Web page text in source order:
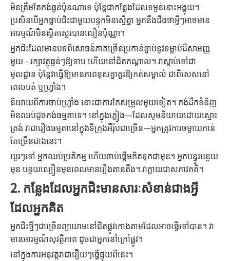
មិន​ត្រឹម​តែ​កង់​ធ្ងន់​ប៉ុនណា​ទេ ប៉ុន្តែ​ជា​កន្លែង​ដែល​ទម្ងន់​នោះ​អង្គុយ។
ប្រសិនបើអ្នកធ្លាប់ជិះជាមួយបន្ទុកមិនស្មើគ្នា អ្នកនឹងដឹងថាអ្វីៗអាចមាន
អារម្មណ៍មិនស្ថិតស្ថេរបានលឿនប៉ុណ្ណា។
អ្នកជិះដែលមានបទពិសោធន៍ភាគច្រើនប្រកាន់ខ្ជាប់នូវទម្លាប់ដ៏សាមញ្ញ
មួយ - រក្សាវត្ថុធ្ងន់ៗឱ្យទាប ហើយនៅជិតកណ្តាល។ វាស្តាប់ទៅជា
មូលដ្ឋាន ប៉ុន្តែវាធ្វើឱ្យមានភាពខុសគ្នាគួរឱ្យកត់សម្គាល់ ជាពិសេសនៅ
ពេលបត់ ឬហ្វ្រាំង។
និយាយ​ពី​ការ​ចាប់​ហ្វ្រាំង នោះ​ជា​ការ​កែសម្រួល​មួយ​ទៀត។ កង់ដឹកទំនិញ
មិនឈប់ដូចកង់ធម្មតាទេ។ នៅ​ក្នុង​ភ្លៀង—ដែល​សូម​និយាយ​ដោយ​ស្មោះ​
ត្រង់ វា​ជា​រឿង​ធម្មតា​នៅ​ក្នុង​ទីក្រុង​អឺរ៉ុប​ជា​ច្រើន—អ្នក​ត្រូវ​ការ​ចម្ងាយ​កាន់​
តែ​ច្រើន​ជាង​នេះ។
យូរៗទៅ អ្នកឈប់ប្រតិកម្ម ហើយចាប់ផ្តើមគិតទុកជាមុន។ អ្នក​បន្ធូរ​បន្ថយ​
មុន បន្ថយ​ល្បឿន​មុន​ពេល​មាន​រឿង​តានតឹង។ វាក្លាយជាសភាវគតិ។
2. កន្លែងដែលអ្នកជិះមានសារៈសំខាន់ជាងអ្វី
ដែលអ្នកគិត
អ្នក​ជិះ​ថ្មី​ៗ​ជា​ច្រើន​ព្យាយាម​នៅ​ជិត​ផ្លូវ​កោង​តាម​ដែល​អាច​ធ្វើ​ទៅ​បាន។ វា
មានអារម្មណ៍សុវត្ថិភាព ដូចជាអ្នកនៅក្រៅផ្លូវ។
នៅក្នុងការអនុវត្តវាជារឿយៗធ្វើផ្ទុយពីនេះ។